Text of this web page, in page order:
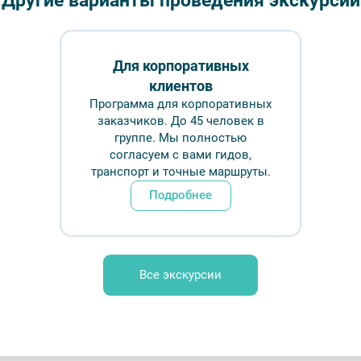
и архитектуры — Фото № 1 —
Для корпоративных
клиентов
Программа для корпоративных
заказчиков. До 45 человек в
группе. Мы полностью
согласуем с вами гидов,
транспорт и точные маршруты.
Подробнее
Все экскурсии